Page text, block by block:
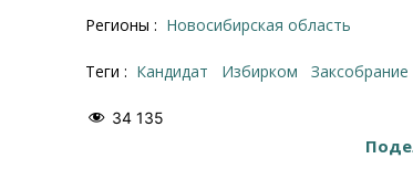
Регионы : Новосибирская область
Теги : кандидат избирком заксобрание
34 135